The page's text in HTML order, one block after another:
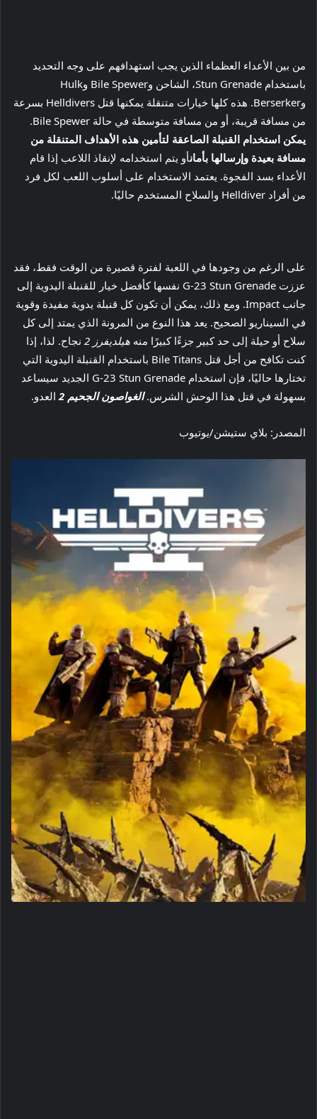
من بين الأعداء العظماء الذين يجب استهدافهم على وجه التحديد
باستخدام Stun Grenade، الشاحن وBile Spewer وHulk
وBerserker. هذه كلها خيارات متنقلة يمكنها قتل Helldivers بسرعة
من مسافة قريبة، أو من مسافة متوسطة في حالة Bile Spewer.
يمكن استخدام القنبلة الصاعقة لتأمين هذه الأهداف المتنقلة من
مسافة بعيدة وإرسالها بأمانأو يتم استخدامه لإنقاذ اللاعب إذا قام
الأعداء بسد الفجوة. يعتمد الاستخدام على أسلوب اللعب لكل فرد
من أفراد Helldiver والسلاح المستخدم حاليًا.
على الرغم من وجودها في اللعبة لفترة قصيرة من الوقت فقط، فقد
عززت G-23 Stun Grenade نفسها كأفضل خيار للقنبلة اليدوية إلى
جانب Impact. ومع ذلك، يمكن أن تكون كل قنبلة يدوية مفيدة وقوية
في السيناريو الصحيح. يعد هذا النوع من المرونة الذي يمتد إلى كل
سلاح أو حيلة إلى حد كبير جزءًا كبيرًا منه هيلديفرز 2
نجاح. لذا، إذا
كنت تكافح من أجل قتل Bile Titans باستخدام القنبلة اليدوية التي
تختارها حاليًا، فإن استخدام G-23 Stun Grenade الجديد سيساعد
بسهولة في قتل هذا الوحش الشرس.الغواصون الجحيم 2 العدو.
المصدر: بلاي ستيشن/يوتيوب